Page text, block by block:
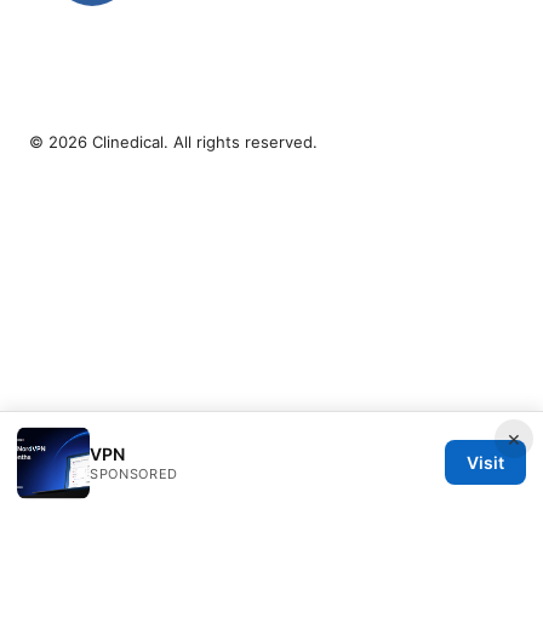
×
VPN
SPONSORED
Visit
© 2026 Clinedical. All rights reserved.